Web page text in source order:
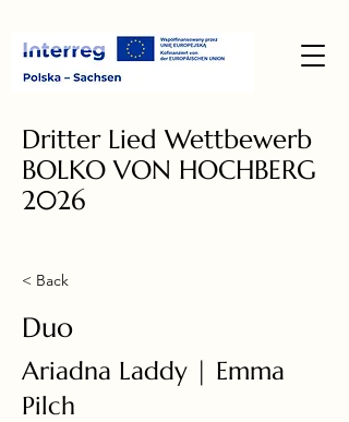
Dritter Lied Wettbewerb
BOLKO VON HOCHBERG
2026
< Back
Duo
Ariadna Laddy | Emma
Pilch